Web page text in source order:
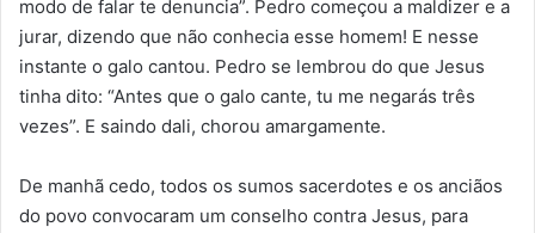
modo de falar te denuncia”. Pedro começou a maldizer e a
jurar, dizendo que não conhecia esse homem! E nesse
instante o galo cantou. Pedro se lembrou do que Jesus
tinha dito: “Antes que o galo cante, tu me negarás três
vezes”. E saindo dali, chorou amargamente.
De manhã cedo, todos os sumos sacerdotes e os anciãos
do povo convocaram um conselho contra Jesus, para